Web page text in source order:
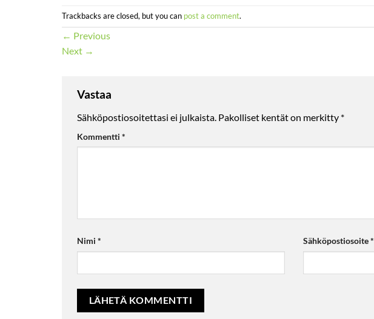
Trackbacks are closed, but you can post a comment.
← Previous
Next →
Vastaa
Sähköpostiosoitettasi ei julkaista. Pakolliset kentät on merkitty *
Kommentti *
Nimi * Sähköpostiosoite*